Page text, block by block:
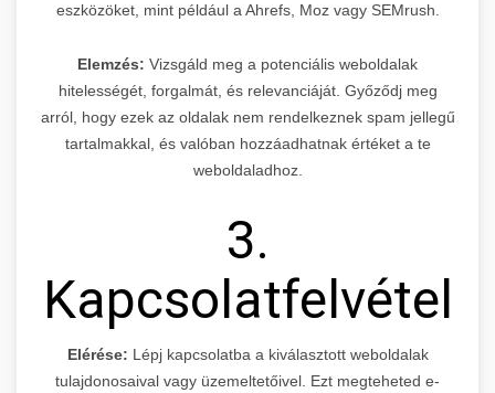
eszközöket, mint például a Ahrefs, Moz vagy SEMrush.
Elemzés: Vizsgáld meg a potenciális weboldalak
hitelességét, forgalmát, és relevanciáját. Győződj meg
arról, hogy ezek az oldalak nem rendelkeznek spam jellegű
tartalmakkal, és valóban hozzáadhatnak értéket a te
weboldaladhoz.
3.
Kapcsolatfelvétel
Elérése: Lépj kapcsolatba a kiválasztott weboldalak
tulajdonosaival vagy üzemeltetőivel. Ezt megteheted e-